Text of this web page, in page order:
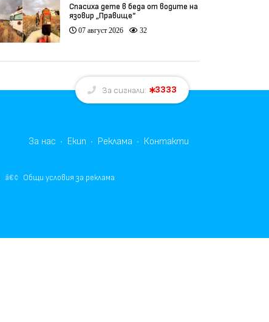
Спасиха дете в беда от водите на
язовир „Правище“
07 август 2026 32
За сигнали: 3333
За нас Екип Реклама Контакти
Общи условия за реклама